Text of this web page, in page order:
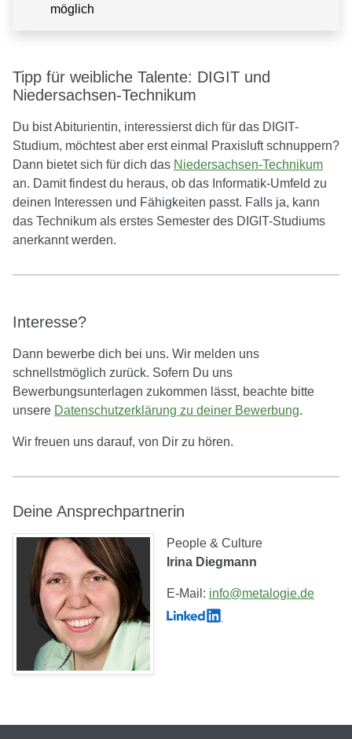
möglich
Tipp für weibliche Talente: DIGIT und
Niedersachsen-Technikum
Du bist Abiturientin, interessierst dich für das DIGIT-
Studium, möchtest aber erst einmal Praxisluft schnuppern?
Dann bietet sich für dich das Niedersachsen-Technikum
an. Damit findest du heraus, ob das Informatik-Umfeld zu
deinen Interessen und Fähigkeiten passt. Falls ja, kann
das Technikum als erstes Semester des DIGIT-Studiums
anerkannt werden.
Interesse?
Dann bewerbe dich bei uns. Wir melden uns
schnellstmöglich zurück. Sofern Du uns
Bewerbungsunterlagen zukommen lässt, beachte bitte
unsere Datenschutzerklärung zu deiner Bewerbung.
Wir freuen uns darauf, von Dir zu hören.
Deine Ansprechpartnerin
People & Culture
Irina Diegmann
E-Mail: info@metalogie.de